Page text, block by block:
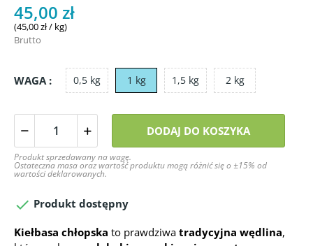
45,00 zł
(45,00 zł / kg)
Brutto
WAGA : 0,5 kg 1 kg 1,5 kg 2 kg
DODAJ DO KOSZYKA
Produkt sprzedawany na wagę.
Ostateczna masa oraz wartość produktu mogą różnić się o ±15% od
wartości deklarowanych.
 Produkt dostępny
Kiełbasa chłopska to prawdziwa tradycyjna wędlina,